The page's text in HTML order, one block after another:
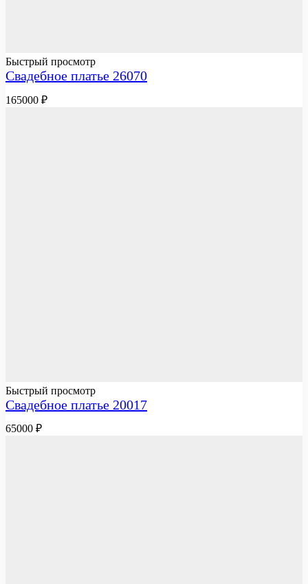
Быстрый просмотр
Свадебное платье 26070
165000 ₽
Быстрый просмотр
Свадебное платье 20017
65000 ₽